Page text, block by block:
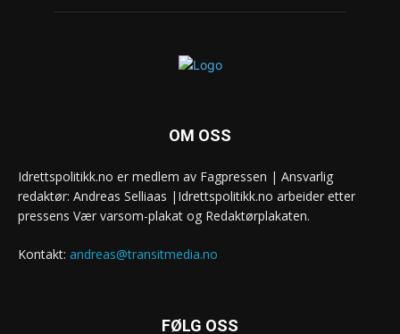
OM OSS
Idrettspolitikk.no er medlem av Fagpressen | Ansvarlig
redaktør: Andreas Selliaas |Idrettspolitikk.no arbeider etter
pressens Vær varsom-plakat og Redaktørplakaten.
Kontakt: andreas@transitmedia.no
FØLG OSS